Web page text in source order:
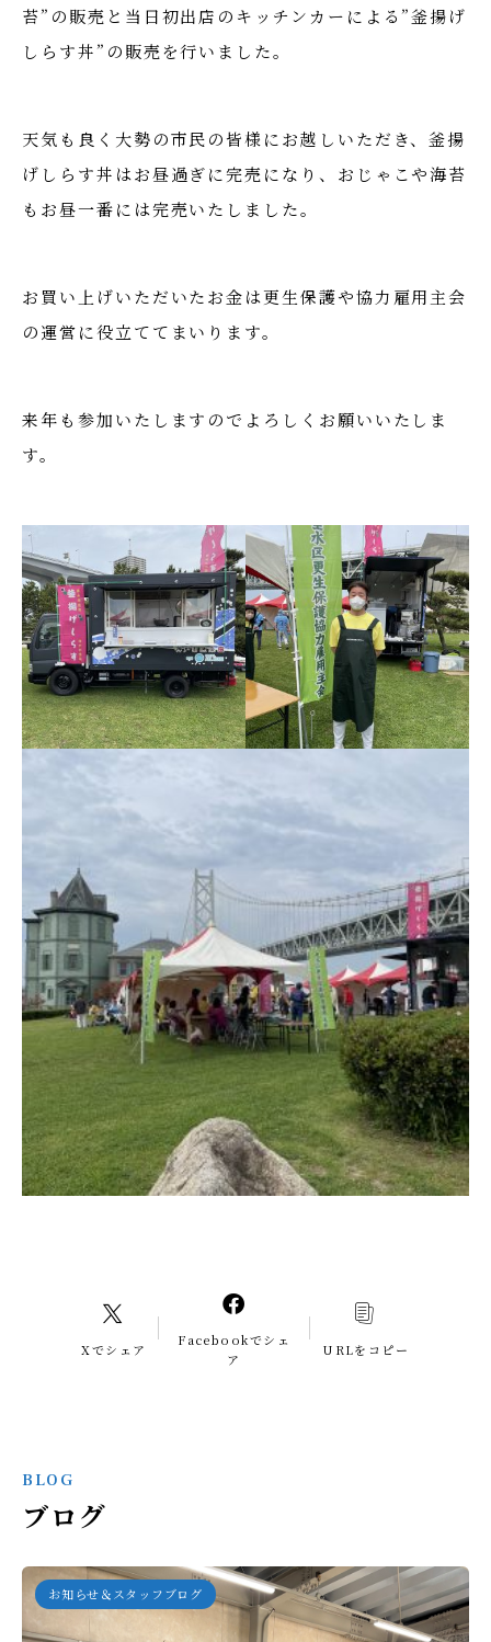
苔”の販売と当日初出店のキッチンカーによる”釜揚げ
しらす丼”の販売を行いました。
天気も良く大勢の市民の皆様にお越しいただき、釜揚
げしらす丼はお昼過ぎに完売になり、おじゃこや海苔
もお昼一番には完売いたしました。
お買い上げいただいたお金は更生保護や協力雇用主会
の運営に役立ててまいります。
来年も参加いたしますのでよろしくお願いいたしま
す。
Xでシェア
Facebookでシェ
ア
URLをコピー
BLOG
ブログ
お知らせ＆スタッフブログ